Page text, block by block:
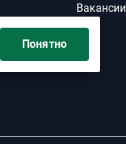
Вакансии
Понятно